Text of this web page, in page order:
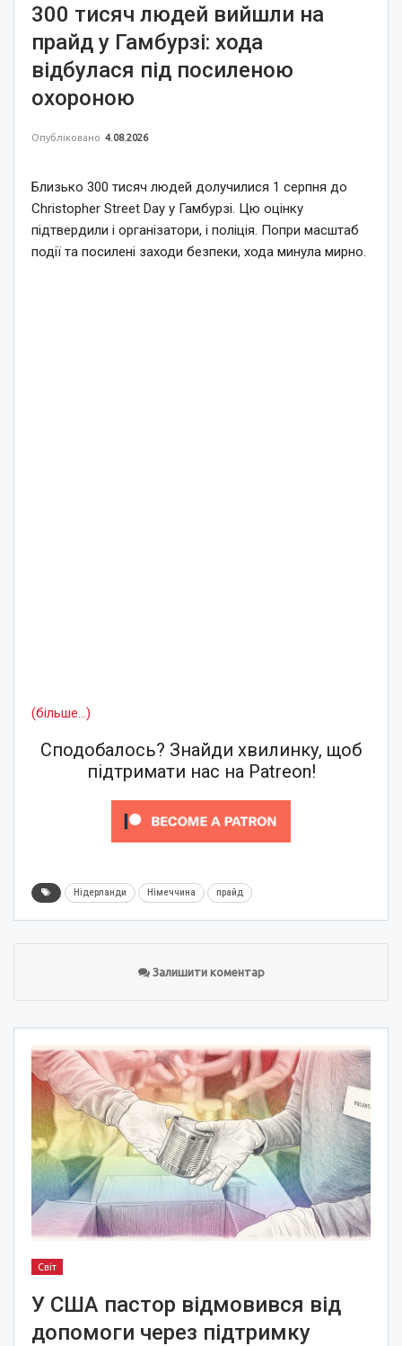
300 тисяч людей вийшли на
прайд у Гамбурзі: хода
відбулася під посиленою
охороною
Опубліковано 4.08.2026
Близько 300 тисяч людей долучилися 1 серпня до
Christopher Street Day у Гамбурзі. Цю оцінку
підтвердили і організатори, і поліція. Попри масштаб
події та посилені заходи безпеки, хода минула мирно.
(більше…)
Сподобалось? Знайди хвилинку, щоб
підтримати нас на Patreon!
Нідерланди Німеччина прайд
Залишити коментар
Світ
У США пастор відмовився від
допомоги через підтримку